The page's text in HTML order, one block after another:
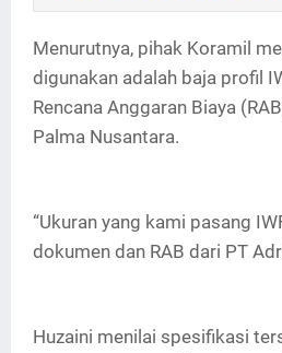
Menurutnya, pihak Koramil
digunakan adalah baja profil
Rencana Anggaran Biaya
Palma Nusantara.
“Ukuran yang kami pasang
dokumen dan RAB dari PT
Huzaini menilai spesifikasi